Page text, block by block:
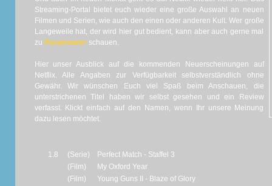
Streaming-Portal bietet euch wieder eine große Auswahl an neuen
Filmen und Serien, wie auch den einen oder anderen Kult. Wer große
Langeweile hat, der wird hier gut bedient, kann aber auch gerne mal
zu Paramount+schauen.
Hier unser Ausblick auf die kommenden Neuerscheinungen auf
Netflix. Alle Angaben zur Verfügbarkeit selbstverständlich ohne
Gewähr. Wir wünschen Euch viel Spaß beim Anschauen, die
unterstrichenen Titel haben wir selbst gesehen und ein Review
verfasst. Klickt einfach auf den Namen, wenn Ihr unsere Meinung
dazu lesen möchtet.
1.8 (Serie)
Perfect Match - Staffel 3
(Film)
My Oxford Year
(Film)
Young Guns II - Blaze of Glory